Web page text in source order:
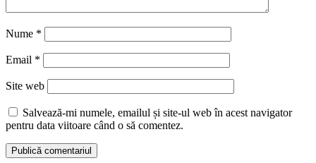
Nume *
Email *
Site web
Salvează-mi numele, emailul și site-ul web în acest navigator
pentru data viitoare când o să comentez.